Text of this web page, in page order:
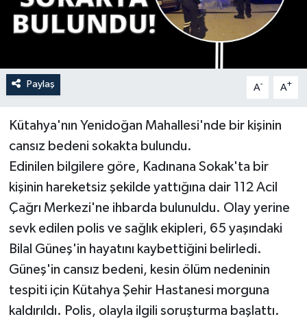
Paylaş A- A+
Kütahya'nın Yenidoğan Mahallesi'nde bir kişinin
cansız bedeni sokakta bulundu.
Edinilen bilgilere göre, Kadınana Sokak'ta bir
kişinin hareketsiz şekilde yattığına dair 112 Acil
Çağrı Merkezi'ne ihbarda bulunuldu. Olay yerine
sevk edilen polis ve sağlık ekipleri, 65 yaşındaki
Bilal Güneş'in hayatını kaybettiğini belirledi.
Güneş'in cansız bedeni, kesin ölüm nedeninin
tespiti için Kütahya Şehir Hastanesi morguna
kaldırıldı. Polis, olayla ilgili soruşturma başlattı.